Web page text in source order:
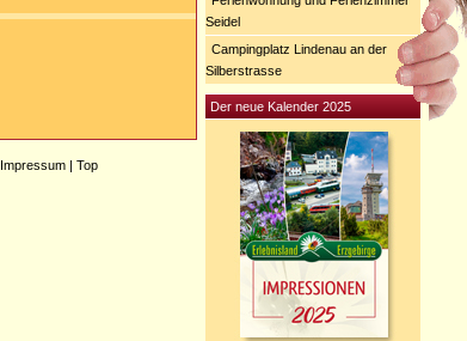
Impressum | Top
Seidel
Campingplatz Lindenau an der
Silberstrasse
Der neue Kalender 2025